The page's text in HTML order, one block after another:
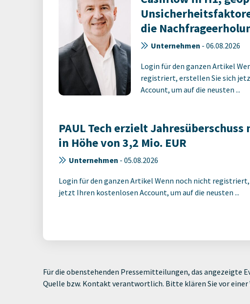
die
Unternehmen - 06.08.2026
Login für den ganzen Artikel
registriert, erstellen Sie sich
Account, um auf die neusten ...
PAUL Tech erzielt Jahresüberschuss
in Höhe von 3,2 Mio. EUR
Unternehmen - 05.08.2026
Login für den ganzen Artikel Wenn noch nicht
jetzt Ihren kostenlosen Account, um auf die neusten ...
Für die obenstehenden Pressemitteilungen, das angezeigte
Quelle bzw. Kontakt verantwortlich. Bitte klären Sie vor